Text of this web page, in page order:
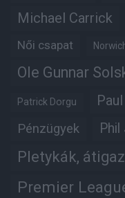
Michael Carrick
Női csapat
Ole Gunnar
Patrick Dorgu
Pénzügyek
Pletykák,
Premier